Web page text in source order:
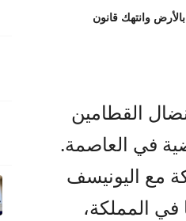
وانتهك قانون
القطامين
في العاصمة.
مع اليونيسف
من خلال شراكة آفاق في 15 موقعا في المملكة،